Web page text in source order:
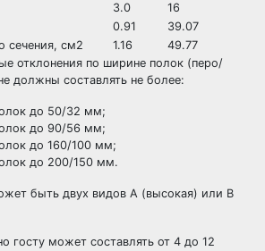
3.0
16
0.91
39.07
сечения, см2
1.16
49.77
отклонения по ширине полок (перо/
должны составлять не более:
до 50/32 мм;
до 90/56 мм;
до 160/100 мм;
до 200/150 мм.
быть двух видов А (высокая) или В
госту может составлять от 4 до 12